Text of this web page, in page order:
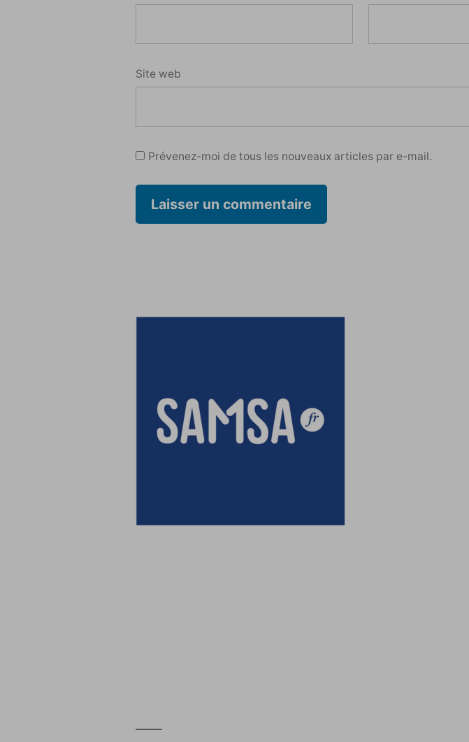
Site web
Prévenez-moi de tous les nouveaux articles par e-mail.